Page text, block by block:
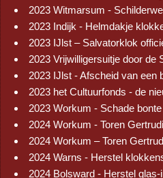
2023 Witmarsum -
2023 Indijk - Helmdakje
2023 IJlst – Salvatorklok
2023 Vrijwilligersuitje door de
2023 IJlst - Afscheid van een
2023 het Cultuurfonds - de
2023 Workum - Schade
2024 Workum - Toren
2024 Workum – Toren
2024 Warns - Herstel
2024 Bolsward - Herstel glas-